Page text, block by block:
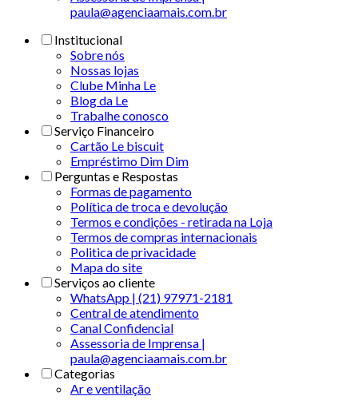
paula@agenciaamais.com.br
Institucional
Sobre nós
Nossas lojas
Clube Minha Le
Blog da Le
Trabalhe conosco
Serviço Financeiro
Cartão Le biscuit
Empréstimo Dim Dim
Perguntas e Respostas
Formas de pagamento
Política de troca e devolução
Termos e condições - retirada na Loja
Termos de compras internacionais
Politica de privacidade
Mapa do site
Serviços ao cliente
WhatsApp | (21) 97971-2181
Central de atendimento
Canal Confidencial
Assessoria de Imprensa |
paula@agenciaamais.com.br
Categorias
Ar e ventilação